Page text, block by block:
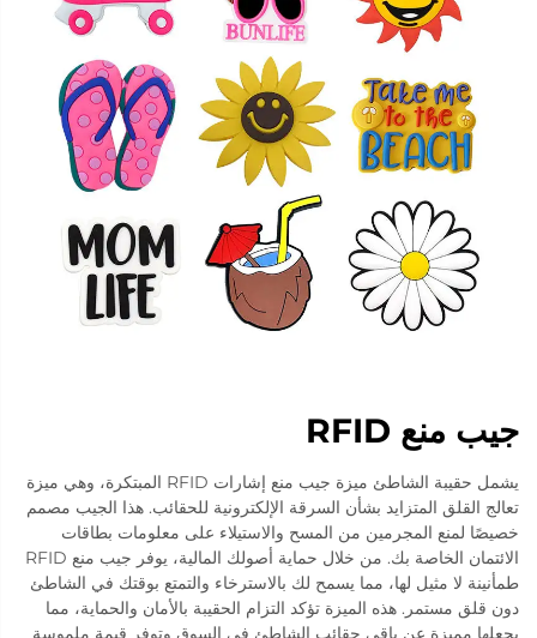
جيب منع RFID
يشمل حقيبة الشاطئ ميزة جيب منع إشارات RFID المبتكرة، وهي ميزة
تعالج القلق المتزايد بشأن السرقة الإلكترونية للحقائب. هذا الجيب مصمم
خصيصًا لمنع المجرمين من المسح والاستيلاء على معلومات بطاقات
الائتمان الخاصة بك. من خلال حماية أصولك المالية، يوفر جيب منع RFID
طمأنينة لا مثيل لها، مما يسمح لك بالاسترخاء والتمتع بوقتك في الشاطئ
دون قلق مستمر. هذه الميزة تؤكد التزام الحقيبة بالأمان والحماية، مما
يجعلها مميزة عن باقي حقائب الشاطئ في السوق وتوفر قيمة ملموسة